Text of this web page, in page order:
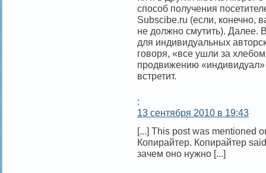
способ получения
Subscibe.ru (если, конечно,
не должно смутить).
для индивидуальных
говоря, «все ушли за
продвижению
встретит.
:
13 сентября 2010 в 19:43
[...] This post was mentioned
Копирайтер. Копирайтер
зачем оно нужно [...]